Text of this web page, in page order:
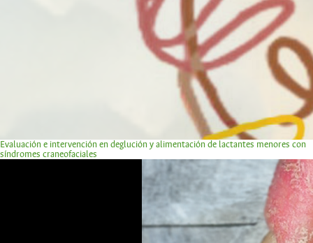
Evaluación e intervención en deglución y alimentación de lactantes menores con
síndromes craneofaciales